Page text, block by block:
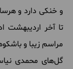
تا آخر اردیبهشت
مراسم زیبا و
گل‌های محمدی